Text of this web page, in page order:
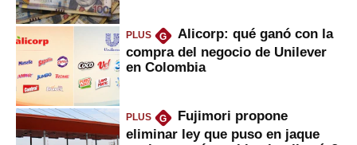
PLUS G
Alicorp: qué ganó con la
compra del negocio de Unilever
en Colombia
PLUS G
Fujimori propone
eliminar ley que puso en jaque